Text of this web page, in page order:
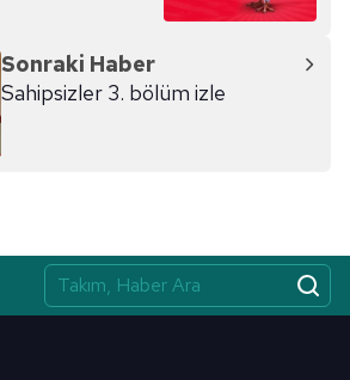
Sonraki Haber
Sahipsizler 3. bölüm izle